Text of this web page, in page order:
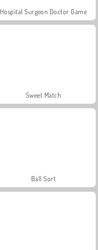
Hospital Surgeon Doctor Game
Sweet Match
Ball Sort